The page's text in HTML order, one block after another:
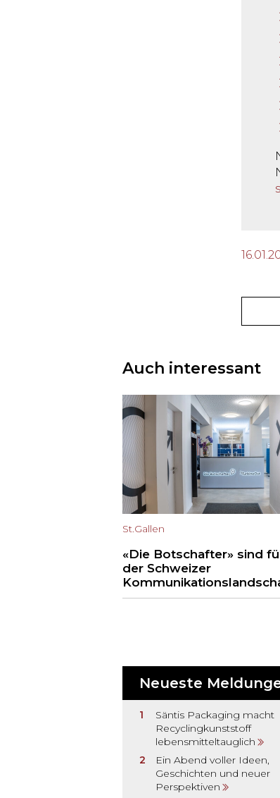
Auch interessant
St.Gallen
«Die Botschafter» sind
der Schweizer
Neueste
Säntis Packaging macht
Recyclingkunststoff
lebensmitteltauglich
Ein Abend voller Ideen,
Geschichten und neuer
Perspektiven